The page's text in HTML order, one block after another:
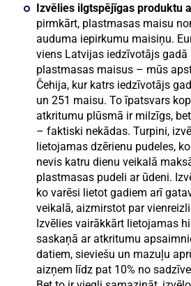
Izvēlies ilgtspējīgas produktu
pirmkārt, plastmasas maisu
auduma iepirkumu maisiņu.
viens Latvijas iedzīvotājs gadā
plastmasas maisus – mūs
Čehija, kur katrs iedzīvotājs
un 251 maisu. To īpatsvars
atkritumu plūsmā ir milzīgs,
– faktiski nekādas. Turpini,
lietojamas dzērienu pudeles,
nevis katru dienu veikalā
plastmasas pudeli ar ūdeni.
ko varēsi lietot gadiem arī
veikalā, aizmirstot par
Izvēlies vairākkārt lietojamas
saskaņā ar atkritumu
datiem, sieviešu un mazuļu
aizņem līdz pat 10% no